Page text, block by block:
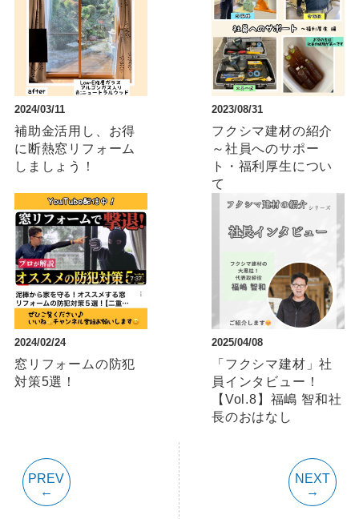
2024/03/11
補助金活用し、お得
に断熱窓リフォーム
しましょう！
2023/08/31
フクシマ建材の紹介
～社員へのサポー
ト・福利厚生につい
て
2024/02/24
窓リフォームの防犯
対策5選！
2025/04/08
「フクシマ建材」社
員インタビュー！
【Vol.8】福嶋 智和社
長のおはなし
PREV NEXT